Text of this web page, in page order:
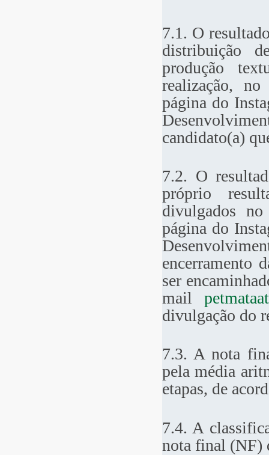
7.1. O
distribuição
produção
realização, no
página do
candidato(a)
7.2. O
próprio
divulgados no
página do
encerramento
ser
mail
divulgação do
7.3. A nota
pela média
etapas, de
7.4. A
nota final (NF)